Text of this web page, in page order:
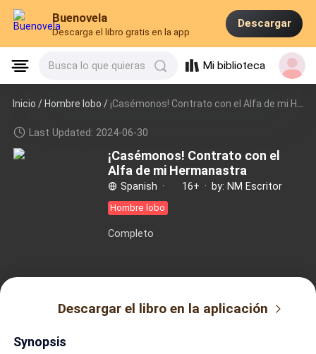
Buenovela
Descarga el libro gratis en la app
Descargar
Busca lo que quieras Mi biblioteca
Inicio /Hombre lobo / ¡Casémonos! Contrato con el Alfa de mi Hermanastra
Last Updated: 2024-06-30
¡Casémonos! Contrato con el
Alfa de mi Hermanastra
Spanish · 16+ · by: NM Escritor
Hombre lobo
Completo
Descargar el libro en la aplicación
Synopsis